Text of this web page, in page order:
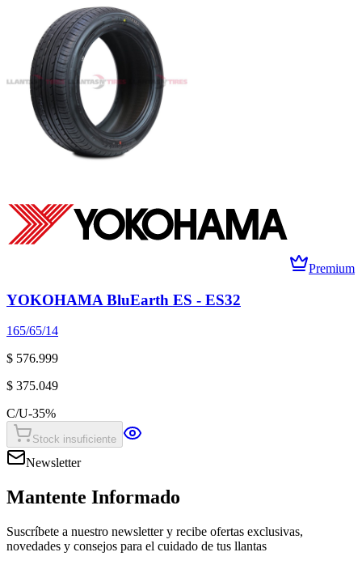
Premium
YOKOHAMA BluEarth ES - ES32
165/65/14
$ 576.999
$ 375.049
C/U-35%
Stock insuficiente
Newsletter
Mantente Informado
Suscríbete a nuestro newsletter y recibe ofertas exclusivas,
novedades y consejos para el cuidado de tus llantas